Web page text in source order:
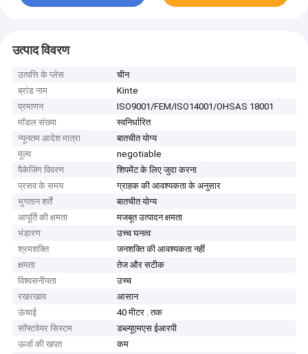
उत्पाद विवरण
उत्पत्ति के प्लेस
चीन
ब्रांड नाम
Kinte
प्रमाणन
ISO9001/FEM/ISO14001/OHSAS 18001
मॉडल संख्या
स्वनिर्धारित
न्यूनतम आदेश मात्रा
बातचीत योग्य
मूल्य
negotiable
पैकेजिंग विवरण
शिपमेंट के लिए जुदा करना
प्रसव के समय
ग्राहक की आवश्यकता के अनुसार
भुगतान शर्तें
बातचीत योग्य
आपूर्ति की क्षमता
मजबूत उत्पादन क्षमता
भंडारण
उच्च घनत्व
श्रमशक्ति
जनशक्ति की आवश्यकता नहीं
क्षमता
तेज और सटीक
विश्वसनीयता
उच्च
रखरखाव
आसान
ऊंचाई
40 मीटर . तक
सॉफ्टवेयर सिस्टम
डब्ल्यूएमएस ईआरपी
ऊर्जा की खपत
कम